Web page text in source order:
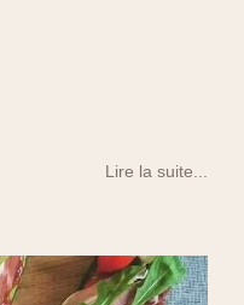
Lire la suite...